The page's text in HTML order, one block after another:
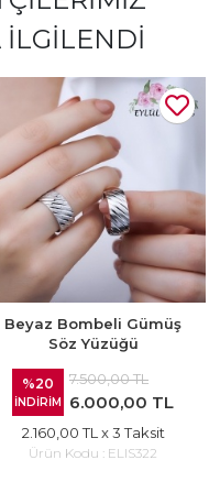
Beyaz Bombeli Gümüş
Söz Yüzüğü
%20
İNDİRİM
7.500,00 TL
6.000,00 TL
2.160,00 TL x 3 Taksit
Ürün Kodu : ELIS322